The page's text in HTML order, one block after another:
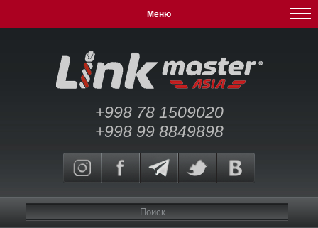
Меню
+998 78 1509020
+998 99 8849898